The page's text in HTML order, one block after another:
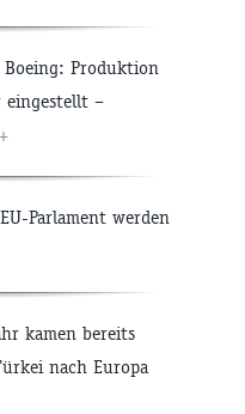
Produktion
eingestellt –
Parlament werden
kamen bereits
nach Europa